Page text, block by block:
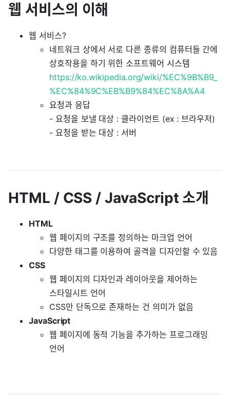
웹 서비스의 이해
웹 서비스?
네트워크 상에서 서로 다른 종류의 컴퓨터들 간에
상호작용을 하기 위한 소프트웨어 시스템
https://ko.wikipedia.org/wiki/%EC%9B%B9_
%EC%84%9C%EB%B9%84%EC%8A%A4
요청과 응답
- 요청을 보낼 대상 : 클라이언트 (ex : 브라우저)
- 요청을 받는 대상 : 서버
HTML / CSS / JavaScript 소개
HTML
웹 페이지의 구조를 정의하는 마크업 언어
다양한 태그를 이용하여 골격을 디자인할 수 있음
CSS
웹 페이지의 디자인과 레이아웃을 제어하는
스타일시트 언어
CSS만 단독으로 존재하는 건 의미가 없음
JavaScript
웹 페이지에 동적 기능을 추가하는 프로그래밍
언어